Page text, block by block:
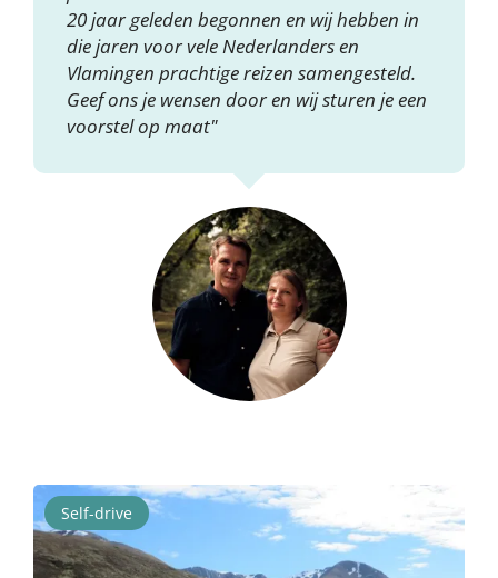
20 jaar geleden begonnen en wij hebben in
die jaren voor vele Nederlanders en
Vlamingen prachtige reizen samengesteld.
Geef ons je wensen door en wij sturen je een
voorstel op maat"
Self-drive